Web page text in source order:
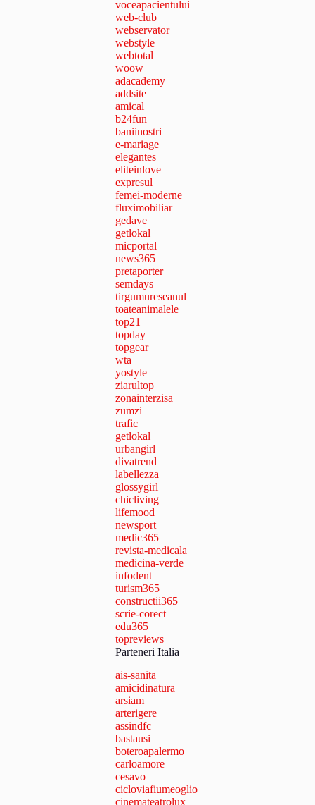
voceapacientului
web-club
webservator
webstyle
webtotal
woow
adacademy
addsite
amical
b24fun
baniinostri
e-mariage
elegantes
eliteinlove
expresul
femei-moderne
fluximobiliar
gedave
getlokal
micportal
news365
pretaporter
semdays
tirgumureseanul
toateanimalele
top21
topday
topgear
wta
yostyle
ziarultop
zonainterzisa
zumzi
trafic
getlokal
urbangirl
divatrend
labellezza
glossygirl
chicliving
lifemood
newsport
medic365
revista-medicala
medicina-verde
infodent
turism365
constructii365
scrie-corect
edu365
topreviews
Parteneri Italia
ais-sanita
amicidinatura
arsiam
arterigere
assindfc
bastausi
boteroapalermo
carloamore
cesavo
cicloviafiumeoglio
cinemateatrolux